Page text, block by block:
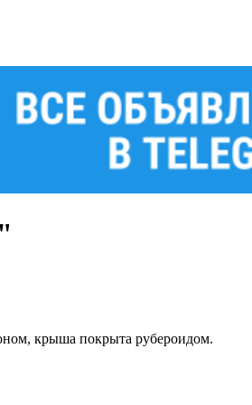
крыша покрыта рубероидом.